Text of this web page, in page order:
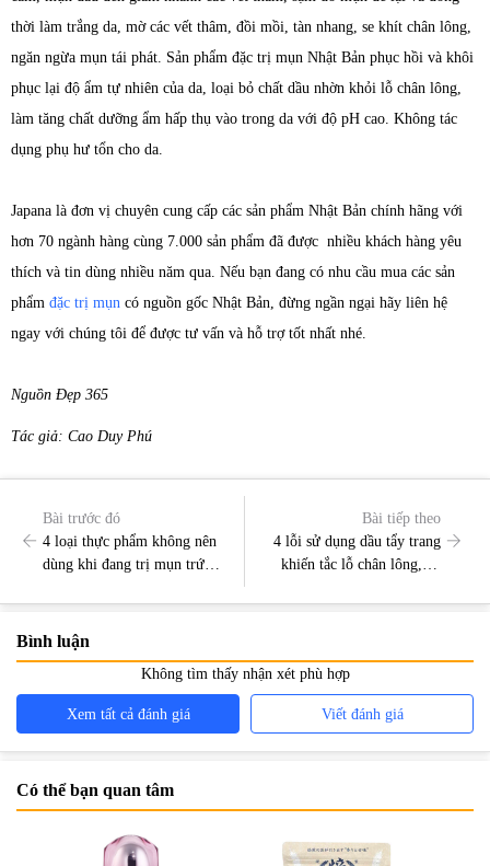
thời làm trắng da, mờ các vết thâm, đồi mồi, tàn nhang, se khít chân lông,
ngăn ngừa mụn tái phát. Sản phẩm đặc trị mụn Nhật Bản phục hồi và khôi
phục lại độ ẩm tự nhiên của da, loại bỏ chất dầu nhờn khỏi lỗ chân lông,
làm tăng chất dưỡng ẩm hấp thụ vào trong da với độ pH cao. Không tác
dụng phụ hư tổn cho da.
Japana là đơn vị chuyên cung cấp các sản phẩm Nhật Bản chính hãng với
hơn 70 ngành hàng cùng 7.000 sản phẩm đã được nhiều khách hàng yêu
thích và tin dùng nhiều năm qua. Nếu bạn đang có nhu cầu mua các sản
phẩm đặc trị mụn có nguồn gốc Nhật Bản, đừng ngần ngại hãy liên hệ
ngay với chúng tôi để được tư vấn và hỗ trợ tốt nhất nhé.
Nguồn Đẹp 365
Tác giả: Cao Duy Phú
Bài trước đó
4 loại thực phẩm không nên
dùng khi đang trị mụn trứng
Bài tiếp theo
4 lỗi sử dụng dầu tẩy trang
khiến tắc lỗ chân lông, da
Bình luận
Không tìm thấy nhận xét phù hợp
Xem tất cả đánh giá Viết đánh giá
Có thể bạn quan tâm